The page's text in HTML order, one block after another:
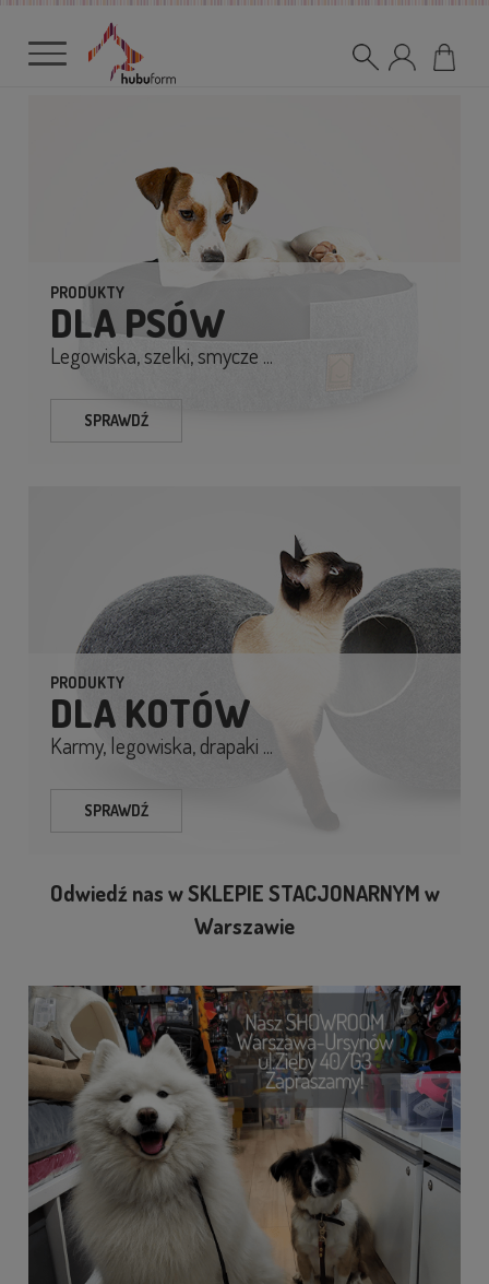
PRODUKTY
DLA PSÓW
Legowiska, szelki, smycze ...
SPRAWDŹ
PRODUKTY
DLA KOTÓW
Karmy, legowiska, drapaki ...
SPRAWDŹ
Odwiedź nas w SKLEPIE STACJONARNYM w
Warszawie